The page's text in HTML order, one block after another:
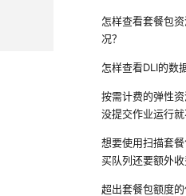
怎样查看套餐包
况？
怎样查看DLI的数
按需计费的弹性
没提交作业运行就
想要使用扫描套
买队列还要额外收
超出套餐包额度
增值电信业务经营许可
电子营业执照 贵公